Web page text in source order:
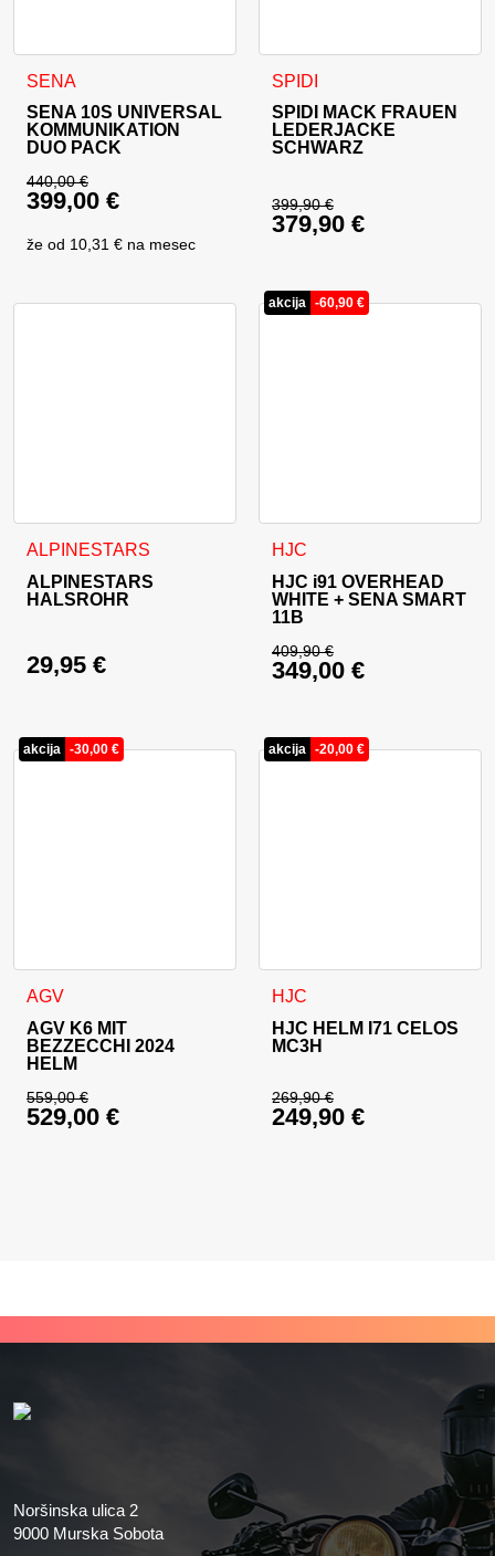
SENA
SENA 10S UNIVERSAL
KOMMUNIKATION
DUO PACK
440,00€
Ursprünglicher Preis war: 440,00 €
399,00 €
Aktueller Preis ist: 399,00 €.
že od 10,31 € na mesec
SPIDI
SPIDI MACK FRAUEN
LEDERJACKE
SCHWARZ
399,90€
Ursprünglicher
379,90 €
Dieses Produkt weist
ALPINESTARS
ALPINESTARS
HALSROHR
29,95 €
akcija -60,90 €
HJC
HJC i91 OVERHEAD
WHITE + SENA SMART
11B
409,90€
Ursprünglicher
349,00 €
Dieses Produkt weist
akcija -30,00 €
AGV
AGV K6 MIT
BEZZECCHI 2024
HELM
559,00€
Ursprünglicher Preis war: 559,00 €
529,00 €
Dieses Produkt weist mehrere Varianten auf. Die Optionen
akcija -20,00 €
HJC
HJC HELM I71 CELOS
MC3H
269,90€
Ursprünglicher
249,90 €
Dieses Produkt weist
Noršinska ulica 2
9000 Murska Sobota